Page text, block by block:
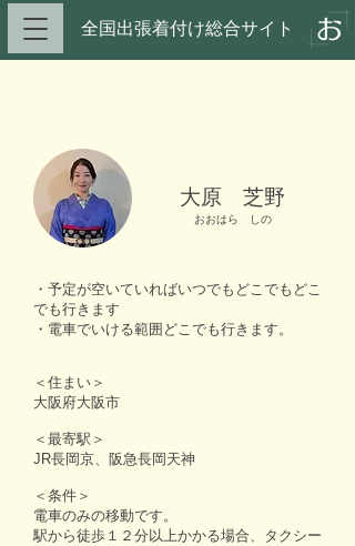
全国出張着付け総合サイト​
大原 芝野
おおはら しの
・予定が空いていればいつでもどこでもどこ
でも行きます
・電車でいける範囲どこでも行きます。
＜住まい＞
大阪府大阪市
＜最寄駅＞
JR長岡京、阪急長岡天神
＜条件＞
電車のみの移動です。
駅から徒歩１２分以上かかる場合、タクシー